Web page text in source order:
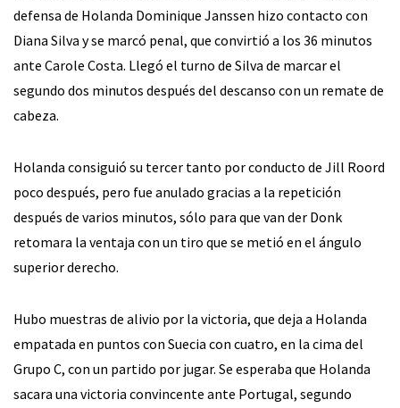
defensa de Holanda Dominique Janssen hizo contacto con
Diana Silva y se marcó penal, que convirtió a los 36 minutos
ante Carole Costa. Llegó el turno de Silva de marcar el
segundo dos minutos después del descanso con un remate de
cabeza.
Holanda consiguió su tercer tanto por conducto de Jill Roord
poco después, pero fue anulado gracias a la repetición
después de varios minutos, sólo para que van der Donk
retomara la ventaja con un tiro que se metió en el ángulo
superior derecho.
Hubo muestras de alivio por la victoria, que deja a Holanda
empatada en puntos con Suecia con cuatro, en la cima del
Grupo C, con un partido por jugar. Se esperaba que Holanda
sacara una victoria convincente ante Portugal, segundo